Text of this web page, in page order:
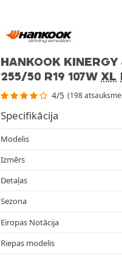
HANKOOK
255/50 R19 107W XL
4/5 (198
Specifikācija
Modelis
Izmērs
Detaļas
Sezona
Eiropas Notācija
Riepas modelis